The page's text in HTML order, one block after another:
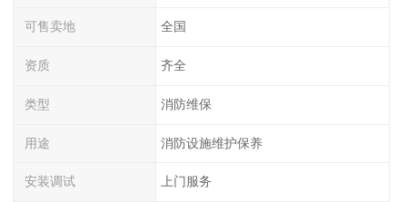
可售卖地 全国
资质 齐全
类型 消防维保
用途 消防设施维护保养
安装调试 上门服务